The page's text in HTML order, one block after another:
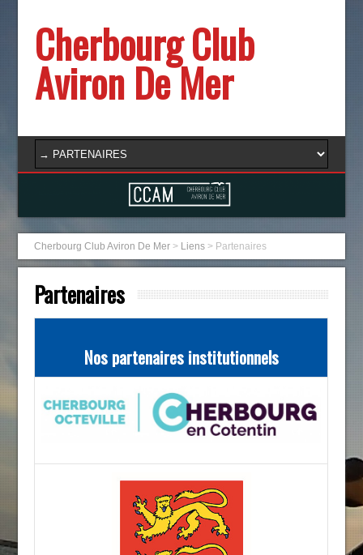
Cherbourg Club
Aviron De Mer
Cherbourg Club Aviron De Mer > Liens > Partenaires
Partenaires
Nos partenaires institutionnels